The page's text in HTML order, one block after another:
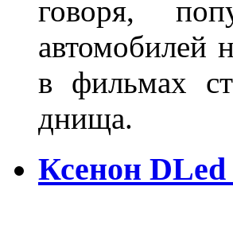
говоря,
автомобилей
в фильмах
днища.
Ксенон DLed